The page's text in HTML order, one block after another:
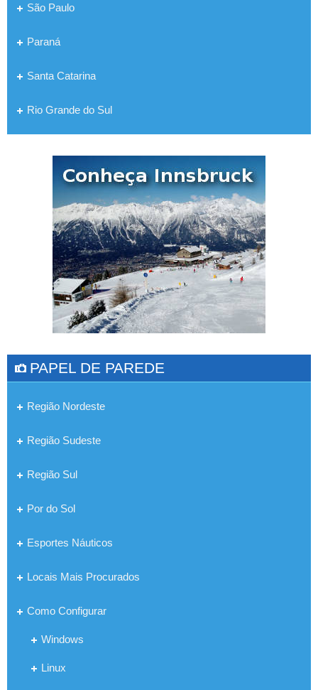
São Paulo
Paraná
Santa Catarina
Rio Grande do Sul
PAPEL DE PAREDE
Região Nordeste
Região Sudeste
Região Sul
Por do Sol
Esportes Náuticos
Locais Mais Procurados
Como Configurar
Windows
Linux